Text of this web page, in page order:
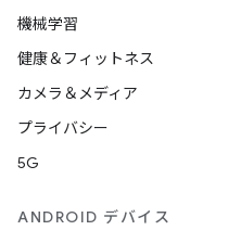
機械学習
健康＆フィットネス
カメラ＆メディア
プライバシー
5G
ANDROID デバイス